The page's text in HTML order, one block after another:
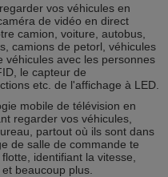
vos véhicules en
de vidéo en direct
camion, voiture, autobus,
camions de petorl, véhicules
véhicules avec les personnes
le capteur de
etc. de l'affichage à LED.
mobile de télévision en
regarder vos véhicules,
partout où ils sont dans
de salle de commande te
identifiant la vitesse,
beaucoup plus.